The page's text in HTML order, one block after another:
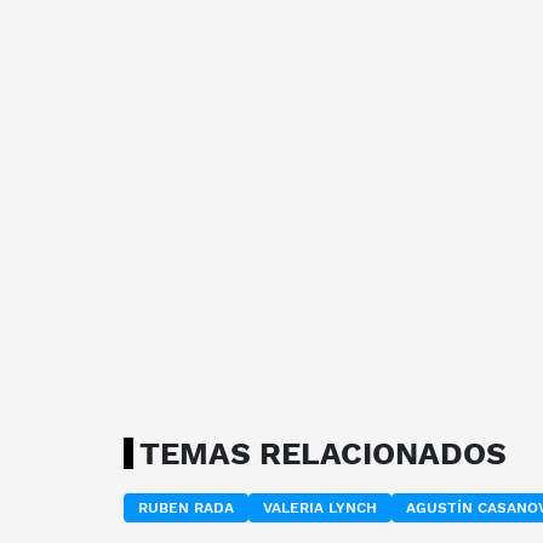
TEMAS RELACIONADOS
RUBEN RADA VALERIA LYNCH AGUSTÍN